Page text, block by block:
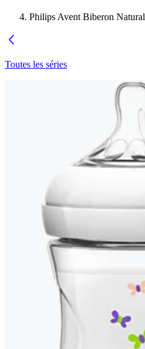
Philips Avent Biberon Natural
Toutes les séries